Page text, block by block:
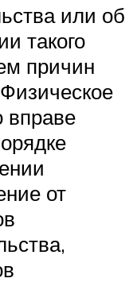
или об
такого
причин
вправе
от